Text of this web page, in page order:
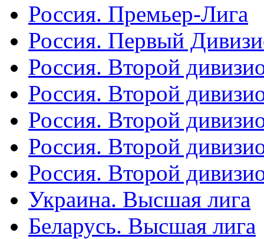
Россия. Премьер-Лига
Россия. Первый
Россия. Второй
Россия. Второй
Россия. Второй
Россия. Второй
Россия. Второй
Украина. Высшая лига
Беларусь. Высшая лига